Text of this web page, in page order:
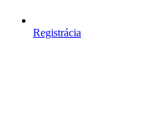
Registrácia